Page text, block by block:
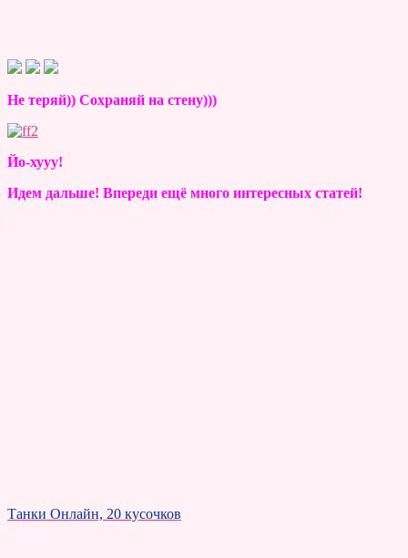
Не теряй)) Сохраняй на стену)))
Йо-хууу!
Идем дальше! Впереди ещё много интересных статей!
Танки Онлайн, 20 кусочков